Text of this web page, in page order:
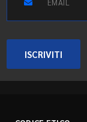
ISCRIVITI